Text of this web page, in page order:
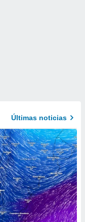
Últimas noticias